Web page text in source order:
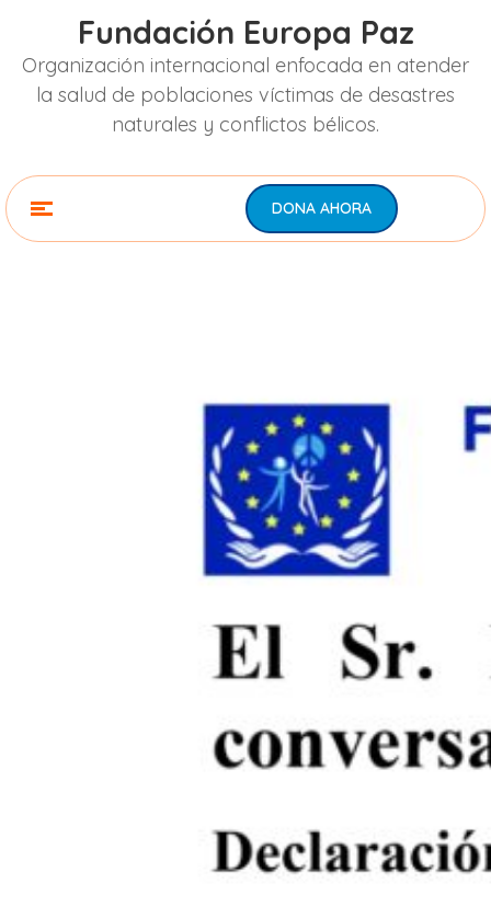
Fundación Europa Paz
Organización internacional enfocada en atender
la salud de poblaciones víctimas de desastres
naturales y conflictos bélicos.
DONA AHORA